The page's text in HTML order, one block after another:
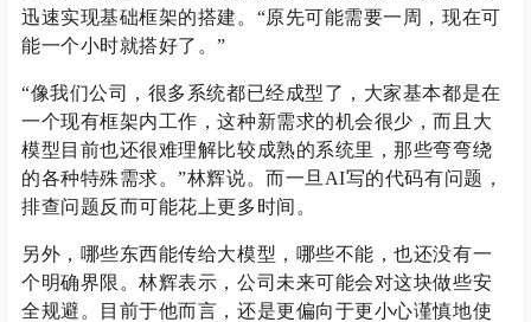
迅速实现基础框架的搭建。“原先可能需要一周，现在可
能一个小时就搭好了。”
“像我们公司，很多系统都已经成型了，大家基本都是在
一个现有框架内工作，这种新需求的机会很少，而且大
模型目前也还很难理解比较成熟的系统里，那些弯弯绕
的各种特殊需求。”林辉说。而一旦AI写的代码有问题，
排查问题反而可能花上更多时间。
另外，哪些东西能传给大模型，哪些不能，也还没有一
个明确界限。林辉表示，公司未来可能会对这块做些安
全规避。目前于他而言，还是更偏向于更小心谨慎地使